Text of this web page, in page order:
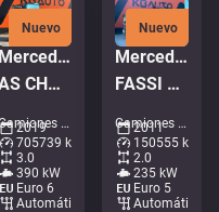
Nuevo
Mercedes-Benz Actros 2653 6x2
AS CHASSI / GIGASPACE
Camiones - Chasis • M190-4102
2019
705739 km
3.0
390 kW
Euro 6
Automático
Nuevo
Mercedes-Benz Actros 1832 4x2
FASSI F135A22 / BOX L=3707 mm
Camiones - Volquete grúa • M253-8328
2011
150555 km
2.0
235 kW
Euro 5
Automático